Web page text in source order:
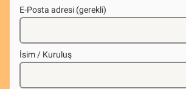
E-Posta adresi (gerekli)
İsim / Kuruluş